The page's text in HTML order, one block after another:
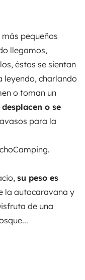
pequeños
llegamos,
éstos se sientan
leyendo, charlando
o toman un
o se
para la
.
su peso es
la autocaravana y
de una